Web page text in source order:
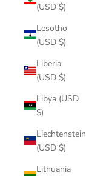
(USD $)
Lesotho
(USD $)
Liberia
(USD $)
Libya (USD
$)
Liechtenstein
(USD $)
Lithuania